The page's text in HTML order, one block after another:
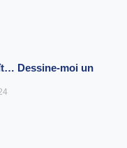
Dessine-moi un